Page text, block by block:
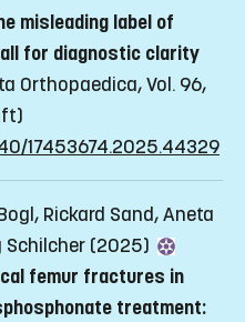
misleading label of
for diagnostic clarity
Orthopaedica, Vol. 96,
17453674.2025.44329
Rickard Sand, Aneta
Schilcher (2025)
femur fractures in
treatment: